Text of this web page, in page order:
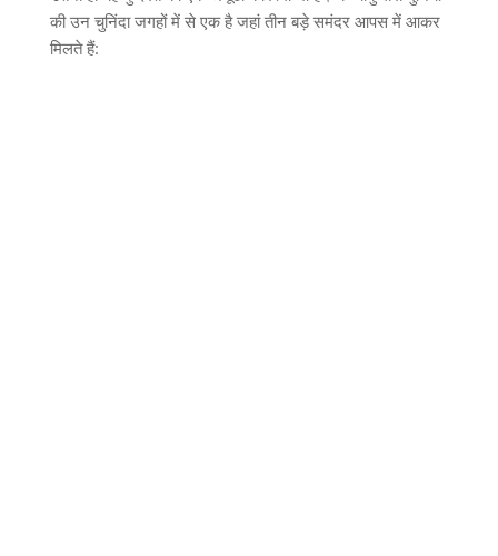
की उन चुनिंदा जगहों में से एक है जहां तीन बड़े समंदर आपस में आकर
मिलते हैं: